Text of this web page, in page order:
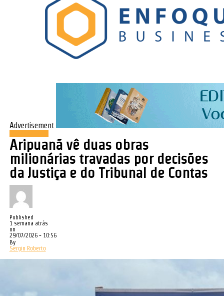
Advertisement
Aripuanã vê duas obras
milionárias travadas por decisões
da Justiça e do Tribunal de Contas
Published
1 semana atrás
on
29/07/2026 - 10:56
By
Sergio Roberto